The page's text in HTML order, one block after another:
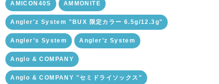
AMICON40S AMMONITE
Angler'z System "BUX 限定カラー 6.5g/12.3g"
Angler’s System Angler’z System
Anglo & COMPANY
Anglo & COMPANY "セミドライソックス"